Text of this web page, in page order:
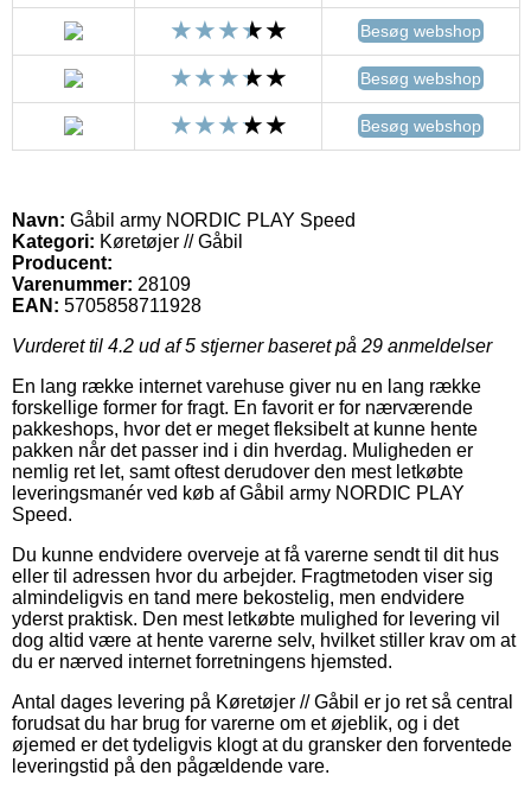
Besøg webshop
Besøg webshop
Besøg webshop
Navn: Gåbil army NORDIC PLAY Speed
Kategori: Køretøjer // Gåbil
Producent:
Varenummer: 28109
EAN: 5705858711928
Vurderet til 4.2 ud af 5 stjerner baseret på 29 anmeldelser
En lang række internet varehuse giver nu en lang række
forskellige former for fragt. En favorit er for nærværende
pakkeshops, hvor det er meget fleksibelt at kunne hente
pakken når det passer ind i din hverdag. Muligheden er
nemlig ret let, samt oftest derudover den mest letkøbte
leveringsmanér ved køb af Gåbil army NORDIC PLAY
Speed.
Du kunne endvidere overveje at få varerne sendt til dit hus
eller til adressen hvor du arbejder. Fragtmetoden viser sig
almindeligvis en tand mere bekostelig, men endvidere
yderst praktisk. Den mest letkøbte mulighed for levering vil
dog altid være at hente varerne selv, hvilket stiller krav om at
du er nærved internet forretningens hjemsted.
Antal dages levering på Køretøjer // Gåbil er jo ret så central
forudsat du har brug for varerne om et øjeblik, og i det
øjemed er det tydeligvis klogt at du gransker den forventede
leveringstid på den pågældende vare.